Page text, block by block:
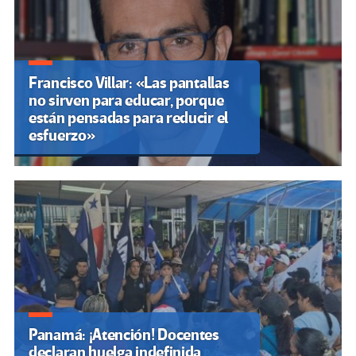
Francisco Villar: «Las pantallas
no sirven para educar, porque
están pensadas para reducir el
esfuerzo»
Panamá: ¡Atención! Docentes